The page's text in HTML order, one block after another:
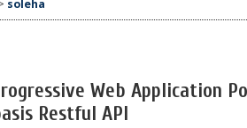
soleha
Web Application
Restful API